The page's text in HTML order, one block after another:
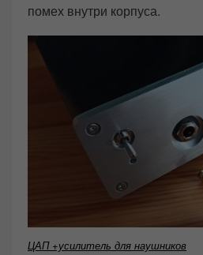
помех внутри корпуса.
ЦАП +усилитель для наушников